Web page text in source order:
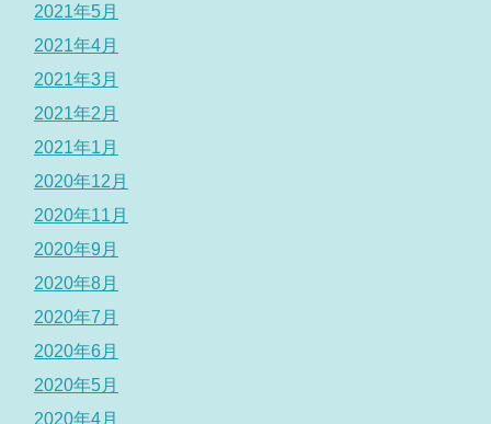
2021年5月
2021年4月
2021年3月
2021年2月
2021年1月
2020年12月
2020年11月
2020年9月
2020年8月
2020年7月
2020年6月
2020年5月
2020年4月